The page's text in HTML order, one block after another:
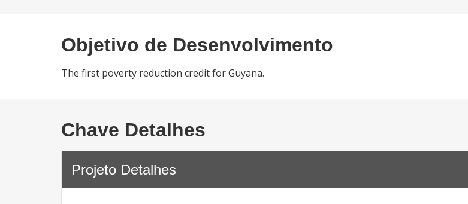
Objetivo de Desenvolvimento
The first poverty reduction credit for Guyana.
Chave Detalhes
Projeto Detalhes